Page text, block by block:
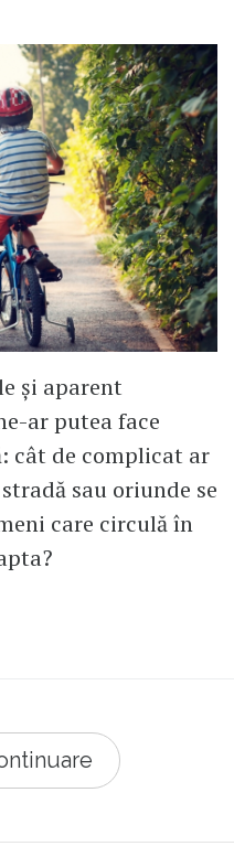
și aparent
ar putea face
cât de complicat ar
sau oriunde se
care circulă în